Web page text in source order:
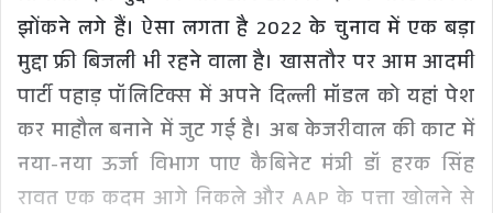
झोंकने लगे हैं। ऐसा लगता है 2022 के चुनाव में एक बड़ा
मुद्दा फ्री बिजली भी रहने वाला है। खासतौर पर आम आदमी
पार्टी पहाड़ पॉलिटिक्स में अपने दिल्ली मॉडल को यहां पेश
कर माहौल बनाने में जुट गई है। अब केजरीवाल की काट में
नया-नया ऊर्जा विभाग पाए कैबिनेट मंत्री डॉ हरक सिंह
रावत एक कदम आगे निकले और AAP के पत्ता खोलने से